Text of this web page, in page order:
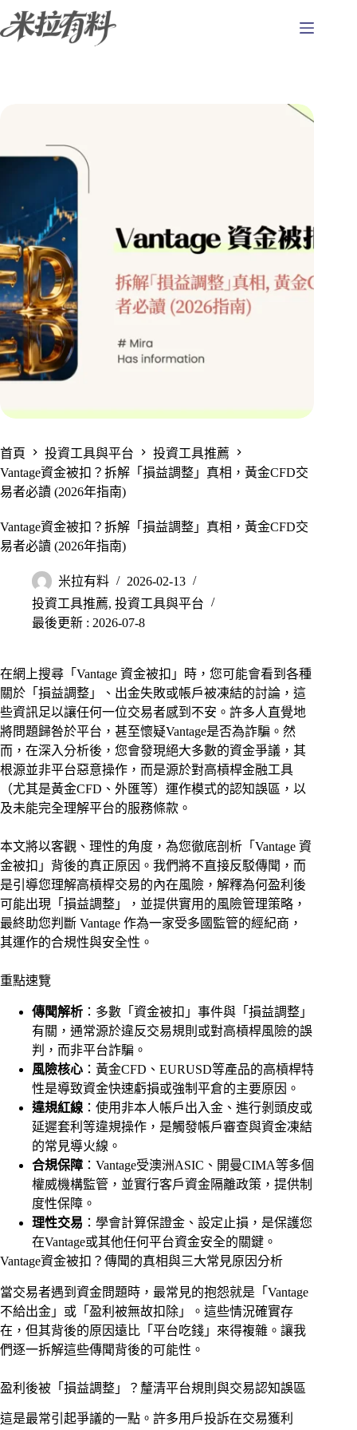
至
首頁 投資工具與平台
投資工具推薦
Vantage資金被扣？拆解「損益調整」真相，黃金CFD交
易者必讀 (2026年指南)
Vantage資金被扣？拆解「損益調整」真相，黃金CFD交
易者必讀 (2026年指南)
米拉有料
2026-02-13
投資工具推薦, 投資工具與平台
最後更新 : 2026-07-8
在網上搜尋「Vantage 資金被扣」時，您可能會看到各種
關於「損益調整」、出金失敗或帳戶被凍結的討論，這
些資訊足以讓任何一位交易者感到不安。許多人直覺地
將問題歸咎於平台，甚至懷疑Vantage是否為詐騙。然
而，在深入分析後，您會發現絕大多數的資金爭議，其
根源並非平台惡意操作，而是源於對高槓桿金融工具
（尤其是黃金CFD、外匯等）運作模式的認知誤區，以
及未能完全理解平台的服務條款。
本文將以客觀、理性的角度，為您徹底剖析「Vantage 資
金被扣」背後的真正原因。我們將不直接反駁傳聞，而
是引導您理解高槓桿交易的內在風險，解釋為何盈利後
可能出現「損益調整」，並提供實用的風險管理策略，
最終助您判斷 Vantage 作為一家受多國監管的經紀商，
其運作的合規性與安全性。
重點速覽
傳聞解析 ：多數「資金被扣」事件與「損益調整」
有關，通常源於違反交易規則或對高槓桿風險的誤
判，而非平台詐騙。
風險核心 ：黃金CFD、EURUSD等產品的高槓桿特
性是導致資金快速虧損或強制平倉的主要原因。
違規紅線 ：使用非本人帳戶出入金、進行剝頭皮或
延遲套利等違規操作，是觸發帳戶審查與資金凍結
的常見導火線。
合規保障 ：Vantage受澳洲ASIC、開曼CIMA等多個
權威機構監管，並實行客戶資金隔離政策，提供制
度性保障。
理性交易 ：學會計算保證金、設定止損，是保護您
在Vantage或其他任何平台資金安全的關鍵。
Vantage資金被扣？傳聞的真相與三大常見原因分析
當交易者遇到資金問題時，最常見的抱怨就是「Vantage
不給出金」或「盈利被無故扣除」。這些情況確實存
在，但其背後的原因遠比「平台吃錢」來得複雜。讓我
們逐一拆解這些傳聞背後的可能性。
盈利後被「損益調整」？釐清平台規則與交易認知誤區
這是最常引起爭議的一點。許多用戶投訴在交易獲利